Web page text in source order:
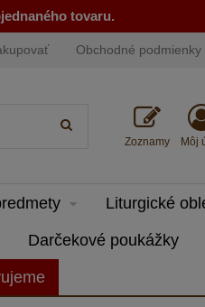
tovaru.
Zoznamy Môj
Obchodné podmienky
Liturgické
Darčekové poukážky